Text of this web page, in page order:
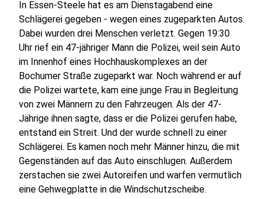
In Essen-Steele hat es am Dienstagabend eine
Schlägerei gegeben - wegen eines zugeparkten Autos.
Dabei wurden drei Menschen verletzt. Gegen 19:30
Uhr rief ein 47-jähriger Mann die Polizei, weil sein Auto
im Innenhof eines Hochhauskomplexes an der
Bochumer Straße zugeparkt war. Noch während er auf
die Polizei wartete, kam eine junge Frau in Begleitung
von zwei Männern zu den Fahrzeugen. Als der 47-
Jährige ihnen sagte, dass er die Polizei gerufen habe,
entstand ein Streit. Und der wurde schnell zu einer
Schlägerei. Es kamen noch mehr Männer hinzu, die mit
Gegenständen auf das Auto einschlugen. Außerdem
zerstachen sie zwei Autoreifen und warfen vermutlich
eine Gehwegplatte in die Windschutzscheibe.